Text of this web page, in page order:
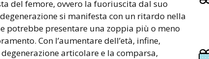
del femore, ovvero la fuoriuscita dal suo
si manifesta con un ritardo nella
potrebbe presentare una zoppia più o meno
Con l’aumentare dell’età, infine,
articolare e la comparsa,